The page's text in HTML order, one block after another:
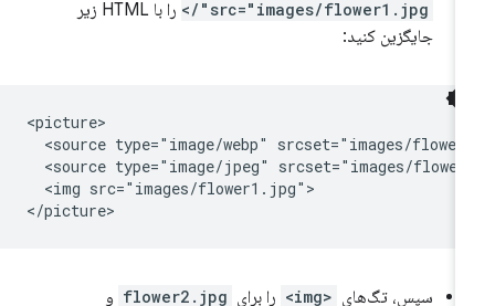
src="images/flower1.jpg"/>
را با HTML زیر
جایگزین کنید:
<picture>
<source type="image/webp" srcset="images/
<source type="image/jpeg" srcset="images/
  <img src="images/flower1.jpg">
سپس، تگ‌های <img> را برای flower2.jpg و